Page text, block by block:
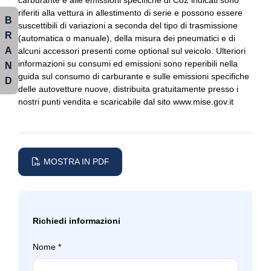
Radio dab
Regolatore di velocità - cruise control
Sedili abbattibili
Sedili anteriori regolabili
Servosterzo
Sistema audio
Sistema di apertura keyless
Specchietti retrovisori colorati
Specchietti retrovisori elettrici e riscaldabili
Fissaggi isofix
Garanzia best 4 mini
Illuminazione abitacolo
Impianto audio
Indicatore pressione pneumatici
Indicatori di direzione bianchi
Maniglie esterne cromate
Pacchetto
riferiti alla vettura in allestimento di serie e possono essere
suscettibili di variazioni a seconda del tipo di trasmissione
(automatica o manuale), della misura dei pneumatici e di
alcuni accessori presenti come optional sul veicolo. Ulteriori
informazioni su consumi ed emissioni sono reperibili nella
guida sul consumo di carburante e sulle emissioni specifiche
delle autovetture nuove, distribuita gratuitamente presso i
nostri punti vendita e scaricabile dal sito www.mise.gov.it
MOSTRA IN PDF
Richiedi informazioni
Nome *
B
R
A
N
D